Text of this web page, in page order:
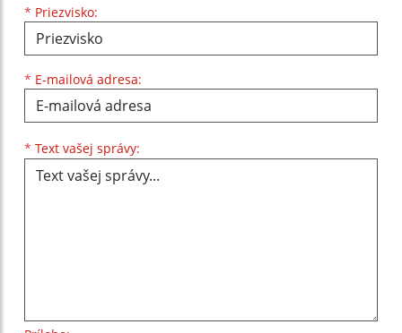
* Priezvisko:
* E-mailová adresa:
* Text vašej správy: